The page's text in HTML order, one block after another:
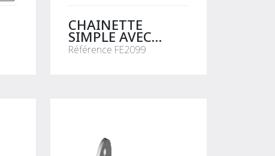
CHAINETTE
SIMPLE AVEC
MOUSQUETON (LA
Référence FE2099